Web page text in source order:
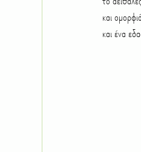
Τροπικά φυτά
και
και ένα